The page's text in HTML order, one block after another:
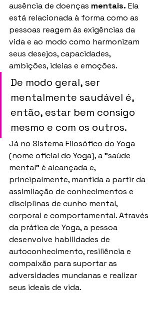
ausência de doenças mentais. Ela
está relacionada à forma como as
pessoas reagem às exigências da
vida e ao modo como harmonizam
seus desejos, capacidades,
ambições, ideias e emoções.
De modo geral, ser
mentalmente saudável é,
então, estar bem consigo
mesmo e com os outros.
Já no Sistema Filosófico do Yoga
(nome oficial do Yoga), a "saúde
mental" é alcançada e,
principalmente, mantida a partir da
assimilação de conhecimentos e
disciplinas de cunho mental,
corporal e comportamental. Através
da prática de Yoga, a pessoa
desenvolve habilidades de
autoconhecimento, resiliência e
compaixão para suportar as
adversidades mundanas e realizar
seus ideais de vida.